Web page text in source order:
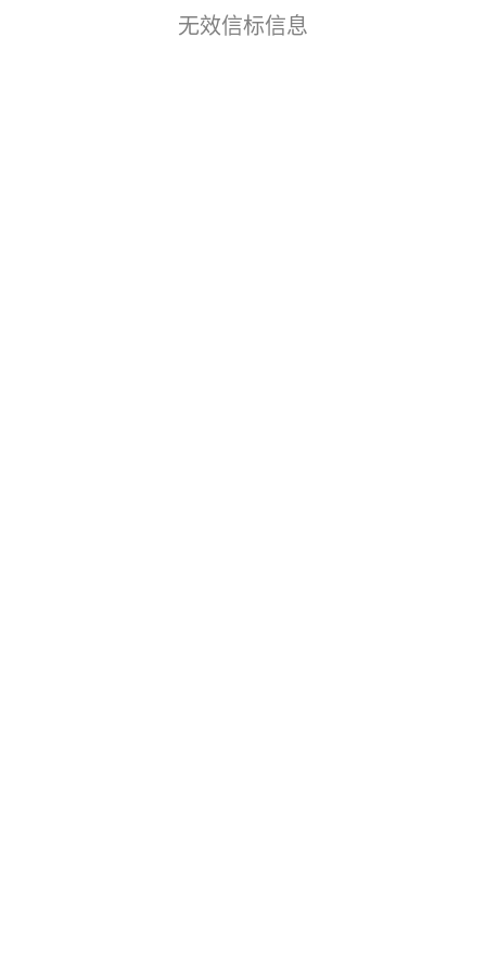
无效信标信息